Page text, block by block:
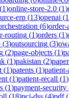
(1)online-store-2.0 (1)
erp (13)openai (1
(6)order-
routing (1)orders (1)
(3)outsourcing (3)
(2)page-objects (1)
(1)pakistan (2)
(1)patents (1)
(1)patient-recall (1)
(1)payment-security
(18)pci-dss (4)pdf(